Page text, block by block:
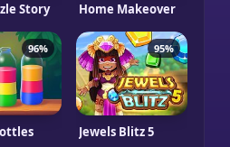
Story Home Makeover
96% 95%
Jewels Blitz 5